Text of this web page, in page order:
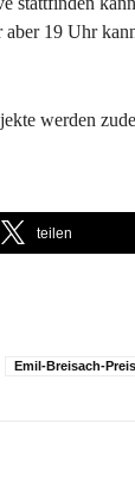
19 Uhr
werden
teilen
Emil-Breisach-Preis